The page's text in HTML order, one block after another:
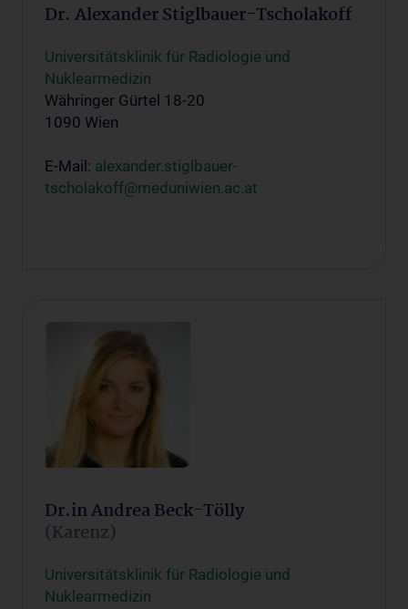
Dr. Alexander Stiglbauer-Tscholakoff
Universitätsklinik für Radiologie und
Nuklearmedizin
Währinger Gürtel 18-20
1090 Wien
E-Mail: alexander.stiglbauer-
tscholakoff@meduniwien.ac.at
Dr.in Andrea Beck-Tölly
(Karenz)
Universitätsklinik für Radiologie und
Nuklearmedizin